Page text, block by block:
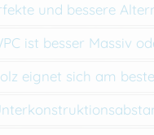
und bessere
ist besser Massiv
eignet sich am